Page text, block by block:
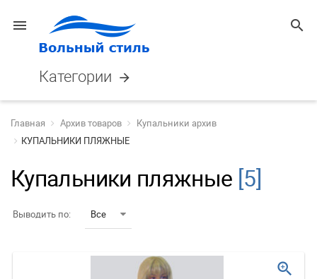
menu search
Категории arrow_forward
Главная Архив товаров
Купальники архив
КУПАЛЬНИКИ ПЛЯЖНЫЕ
Купальники пляжные [5]
Выводить по: Все
zoom_in